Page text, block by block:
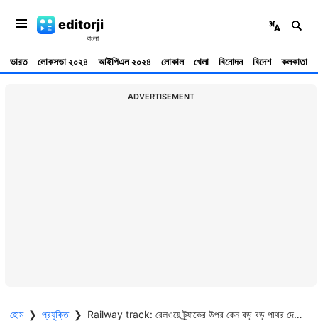
editorji
ভারত লোকসভা ২০২৪ আইপিএল ২০২৪ লোকাল খেলা বিনোদন বিদেশ কলকাতা
ADVERTISEMENT
হোম ❯ প্রযুক্তি ❯ Railway track: রেলওয়ে ট্র্যাকের উপর কেন বড় বড় পাথর দেওয়া থাকে? আসল কারণ জেনে নিন আপনি